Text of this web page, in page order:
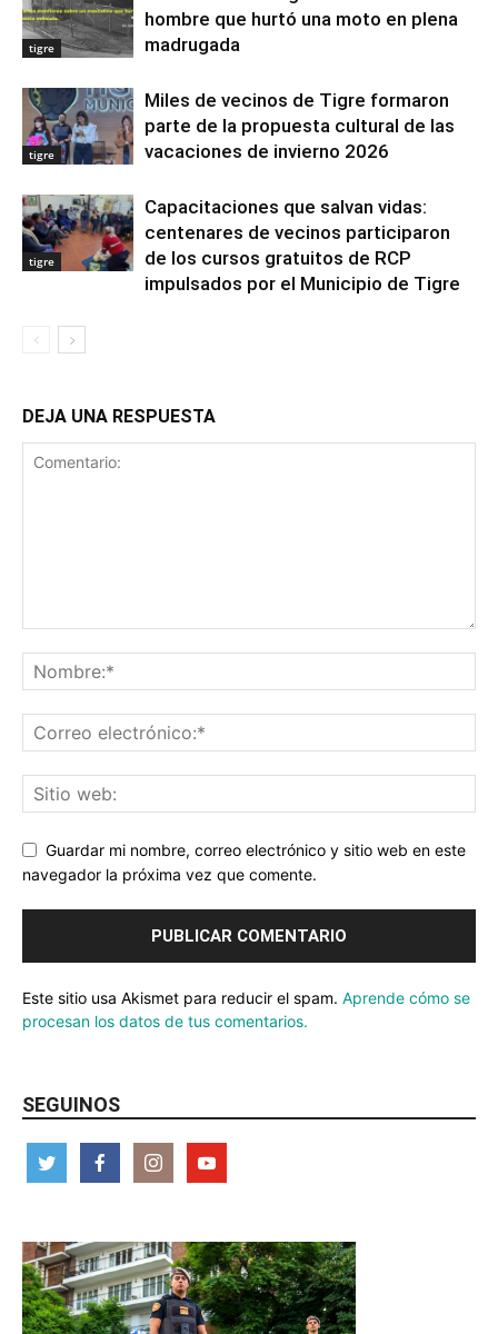
tigre
hombre que hurtó una moto en plena
madrugada
tigre
Miles de vecinos de Tigre formaron
parte de la propuesta cultural de las
vacaciones de invierno 2026
tigre
Capacitaciones que salvan vidas:
centenares de vecinos participaron
de los cursos gratuitos de RCP
impulsados por el Municipio de Tigre
DEJA UNA RESPUESTA
Guardar mi nombre, correo electrónico y sitio web en este
navegador la próxima vez que comente.
Este sitio usa Akismet para reducir el spam. Aprende cómo se
procesan los datos de tus comentarios.
SEGUINOS